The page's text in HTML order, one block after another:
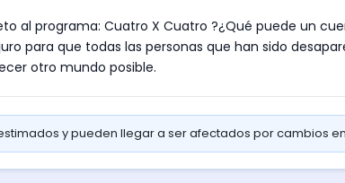
al programa: Cuatro X Cuatro ?¿Qué puede un
para que todas las personas que han sido
otro mundo posible.
y pueden llegar a ser afectados por cambios